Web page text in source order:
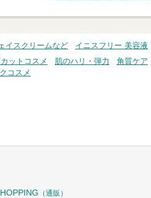
イスクリームなど
イニスフリー 美容液
ットコスメ 肌のハリ・弾力 角質ケア
コスメ
（通販）